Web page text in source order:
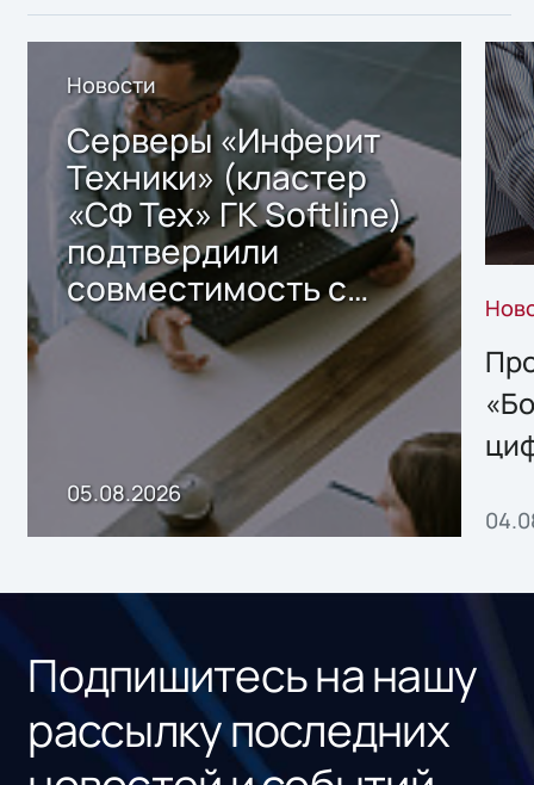
Новости
Серверы «Инферит
Техники» (кластер
«СФ Тех» ГК Softline)
подтвердили
совместимость с
решением Sharx
Storage 2.x для
хранения данных
05.08.2026
Подпишитесь на нашу
рассылку последних